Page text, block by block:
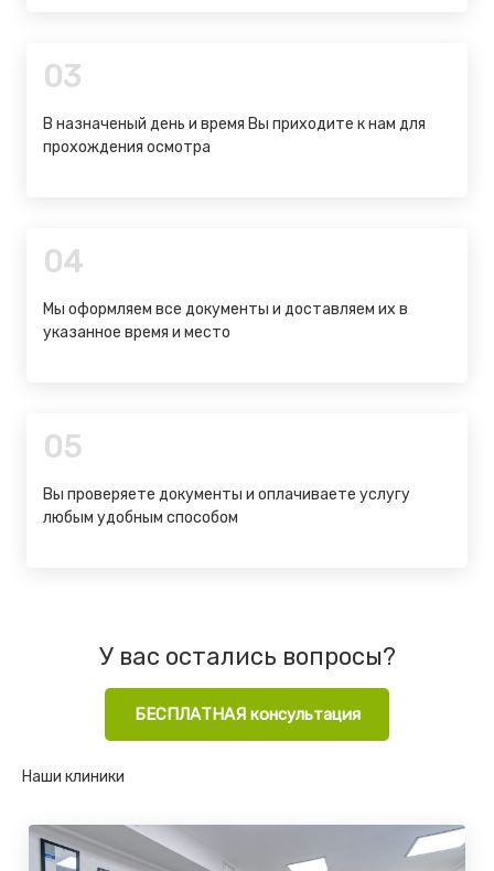
03
В назначеный день и время Вы приходите к нам для
прохождения осмотра
04
Мы оформляем все документы и доставляем их в
указанное время и место
05
Вы проверяете документы и оплачиваете услугу
любым удобным способом
У вас остались вопросы?
БЕСПЛАТНАЯ консультация
Наши клиники